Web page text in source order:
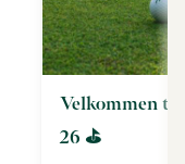
Velkommen til
26 ⛳